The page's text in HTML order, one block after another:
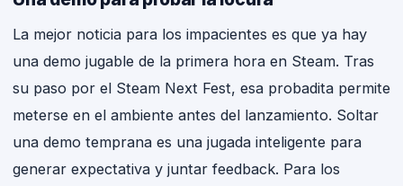
La mejor noticia para los impacientes es que ya hay
una demo jugable de la primera hora en Steam. Tras
su paso por el Steam Next Fest, esa probadita permite
meterse en el ambiente antes del lanzamiento. Soltar
una demo temprana es una jugada inteligente para
generar expectativa y juntar feedback. Para los